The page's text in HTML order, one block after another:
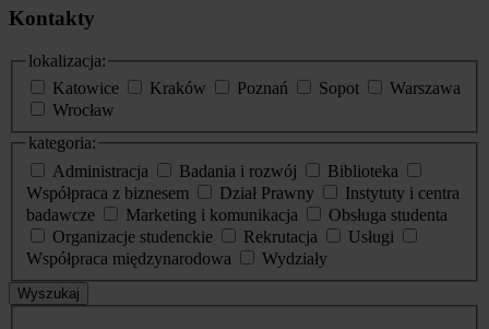
Kontakty
lokalizacja:
Katowice
Kraków Poznań Sopot
Warszawa
Wrocław
kategoria:
Administracja
Badania i rozwój
Biblioteka
Współpraca z biznesem
Dział Prawny
Instytuty i centra
badawcze
Marketing i komunikacja
Obsługa studenta
Organizacje studenckie
Rekrutacja
Usługi
Współpraca międzynarodowa
Wydziały
Wyszukaj